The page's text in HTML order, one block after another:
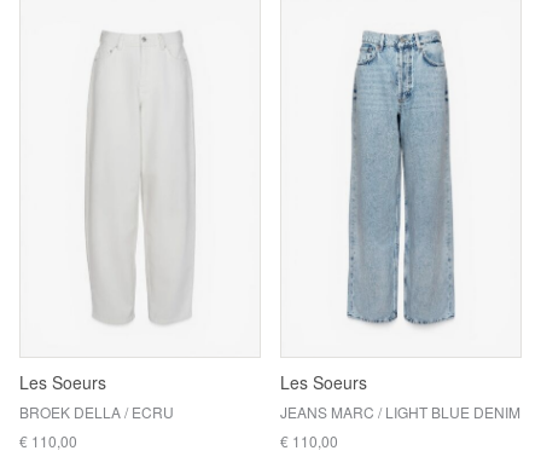
Les Soeurs
BROEK DELLA / ECRU
€ 110,00
Les Soeurs
JEANS MARC / LIGHT BLUE DENIM
€ 110,00